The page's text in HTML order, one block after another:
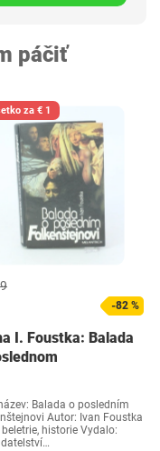
páčiť
za € 1
-82 %
I. Foustka: Balada
Balada o posledním
Autor: Ivan Foustka
historie Vydalo: